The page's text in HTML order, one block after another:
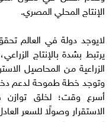
الإنتاج المحلي المصري.
لايوجد دولة في العالم
يرتبط بشدة بالإنتاج
الزراعية من المحاصيل
وتوجد خطة طموحة لدعم
أسرع وقت؛ لخلق توازن
الاستقرار وصولًا للسعر